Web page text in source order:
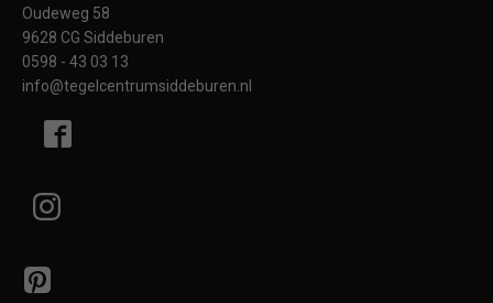
Oudeweg 58
9628 CG Siddeburen
0598 - 43 03 13
info@tegelcentrumsiddeburen.nl